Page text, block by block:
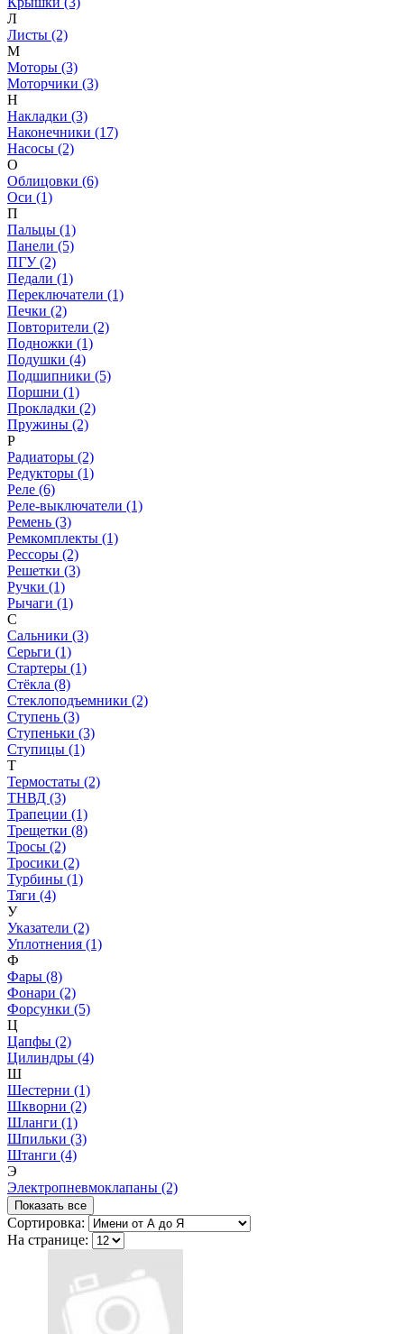
Л
Листы (2)
М
Моторы (3)
Моторчики (3)
Н
Накладки (3)
Наконечники (17)
Насосы (2)
О
Облицовки (6)
Оси (1)
П
Пальцы (1)
Панели (5)
ПГУ (2)
Педали (1)
Переключатели (1)
Печки (2)
Повторители (2)
Подножки (1)
Подушки (4)
Подшипники (5)
Поршни (1)
Прокладки (2)
Пружины (2)
Р
Радиаторы (2)
Редукторы (1)
Реле (6)
Реле-выключатели (1)
Ремень (3)
Ремкомплекты (1)
Рессоры (2)
Решетки (3)
Ручки (1)
Рычаги (1)
С
Сальники (3)
Серьги (1)
Стартеры (1)
Стёкла (8)
Стеклоподъемники (2)
Ступень (3)
Ступеньки (3)
Ступицы (1)
Т
Термостаты (2)
ТНВД (3)
Трапеции (1)
Трещетки (8)
Тросы (2)
Тросики (2)
Турбины (1)
Тяги (4)
У
Указатели (2)
Уплотнения (1)
Ф
Фары (8)
Фонари (2)
Форсунки (5)
Ц
Цапфы (2)
Цилиндры (4)
Ш
Шестерни (1)
Шкворни (2)
Шланги (1)
Шпильки (3)
Штанги (4)
Э
Электропневмоклапаны (2)
Показать все
Сортировка:
На странице: